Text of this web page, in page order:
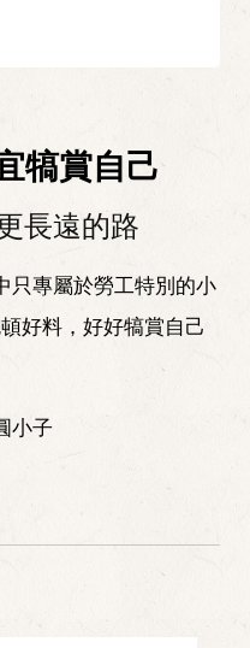
犒賞自己
長遠的路
只專屬於勞工特別的小
好料，好好犒賞自己
小子